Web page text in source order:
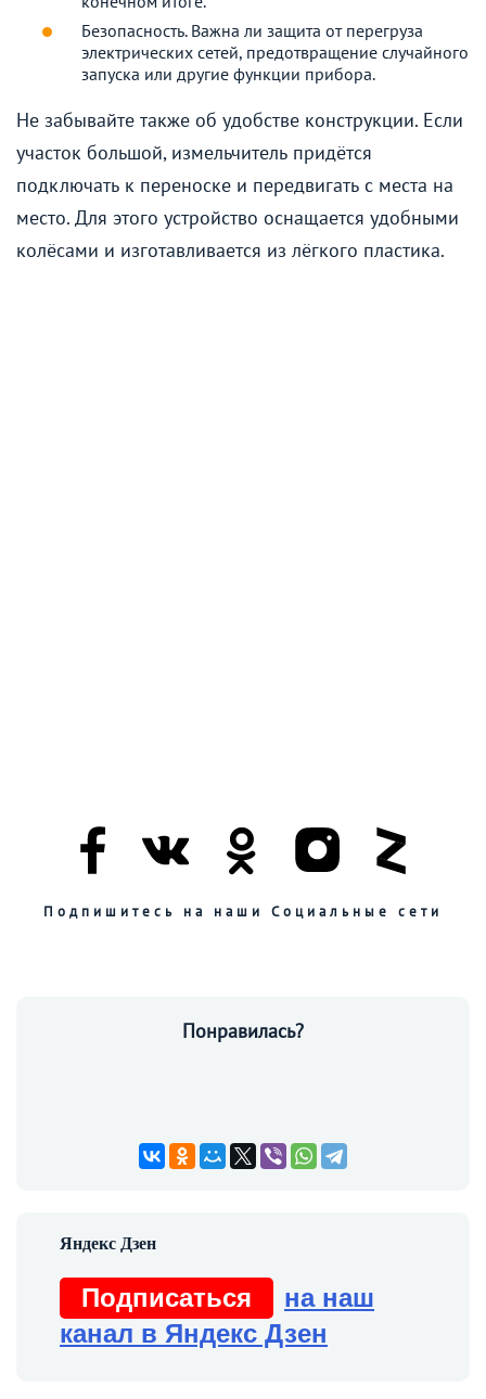
Безопасность. Важна ли защита от перегруза
электрических сетей, предотвращение случайного
запуска или другие функции прибора.
Не забывайте также об удобстве конструкции. Если
участок большой, измельчитель придётся
подключать к переноске и передвигать с места на
место. Для этого устройство оснащается удобными
колёсами и изготавливается из лёгкого пластика.
Подпишитесь на наши Социальные сети
Понравилась?
Подписаться
на наш
канал в Яндекс Дзен